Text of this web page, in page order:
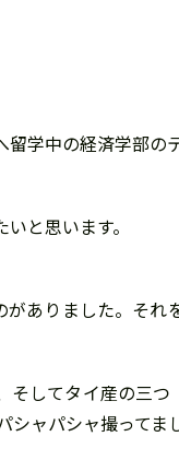
学中の経済学部の
と思います。
ありました。そ
してタイ産の三
ャパシャ撮って